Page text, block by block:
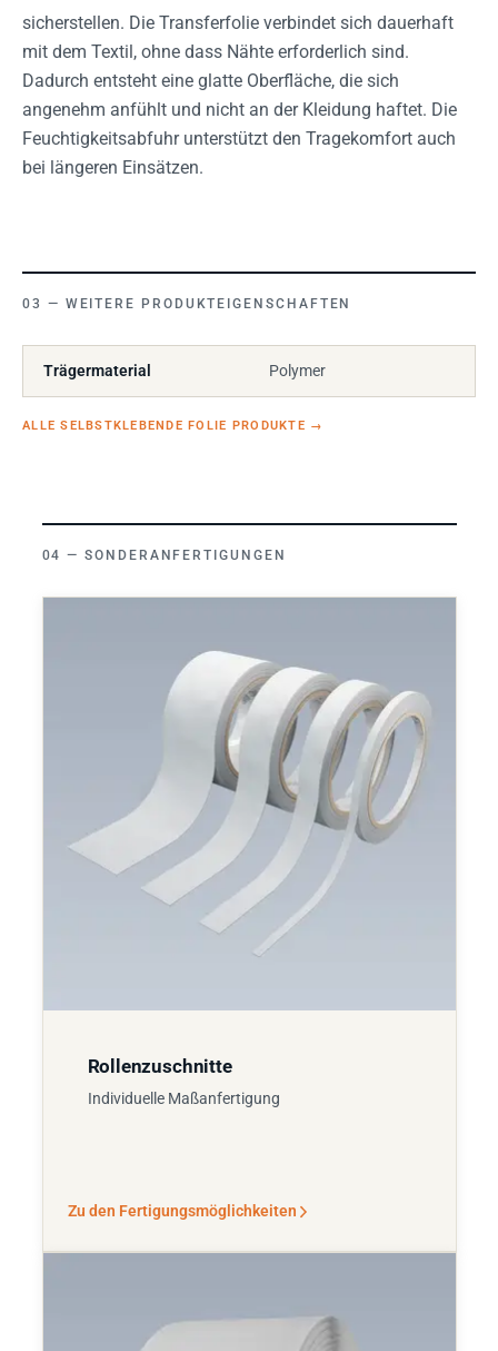
sicherstellen. Die Transferfolie verbindet sich dauerhaft
mit dem Textil, ohne dass Nähte erforderlich sind.
Dadurch entsteht eine glatte Oberfläche, die sich
angenehm anfühlt und nicht an der Kleidung haftet. Die
Feuchtigkeitsabfuhr unterstützt den Tragekomfort auch
bei längeren Einsätzen.
WEITERE PRODUKTEIGENSCHAFTEN
Trägermaterial Polymer
ALLE SELBSTKLEBENDE FOLIE PRODUKTE →
SONDERANFERTIGUNGEN
Rollenzuschnitte
Individuelle Maßanfertigung
Zu den Fertigungsmöglichkeiten